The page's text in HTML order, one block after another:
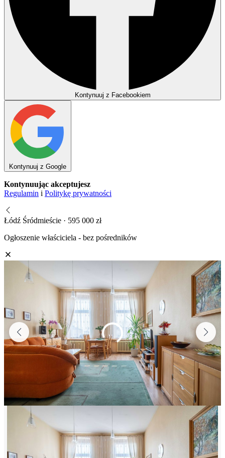
Kontynuuj z Facebookiem
Kontynuuj z Google
Kontynuując akceptujesz
Regulamin i Politykę prywatności
Łódź Śródmieście · 595 000 zł
Ogłoszenie właściciela - bez pośredników